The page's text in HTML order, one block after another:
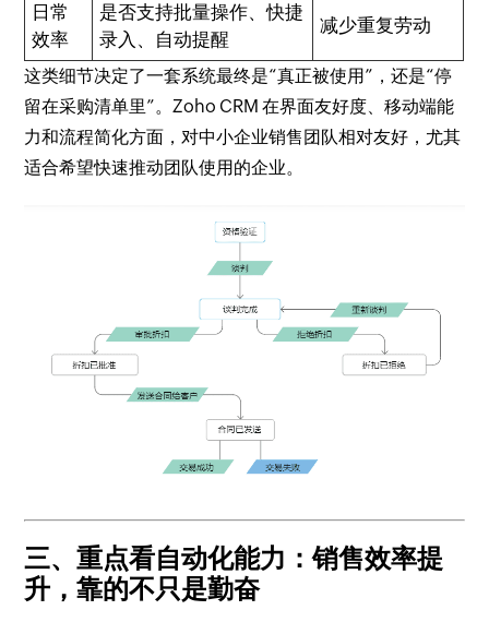
日常
效率
是否支持批量操作、快捷
录入、自动提醒
减少重复劳动
这类细节决定了一套系统最终是“真正被使用”，还是“停
留在采购清单里”。Zoho CRM 在界面友好度、移动端能
力和流程简化方面，对中小企业销售团队相对友好，尤其
适合希望快速推动团队使用的企业。
三、重点看自动化能力：销售效率提
升，靠的不只是勤奋